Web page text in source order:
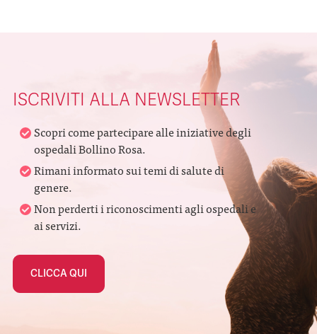
ISCRIVITI ALLA NEWSLETTER
Scopri come partecipare alle iniziative degli
ospedali Bollino Rosa.
Rimani informato sui temi di salute di
genere.
Non perderti i riconoscimenti agli ospedali e
ai servizi.
CLICCA QUI